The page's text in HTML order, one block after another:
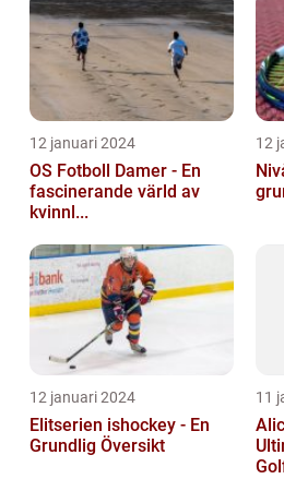
12 januari 2024
OS Fotboll Damer - En
fascinerande värld av
kvinnl...
12
12 januari 2024
Elitserien ishockey - En
Grundlig Översikt
11